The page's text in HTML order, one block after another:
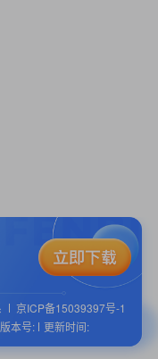
京ICP备15039397号-1
版本号: 更新时间: